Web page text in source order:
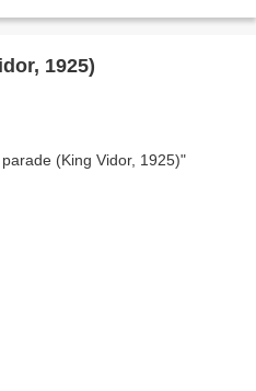
1925)